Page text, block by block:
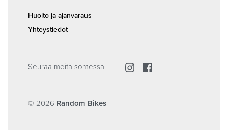
Huolto ja ajanvaraus
Yhteystiedot
© 2026 Random Bikes
Seuraa meitä somessa